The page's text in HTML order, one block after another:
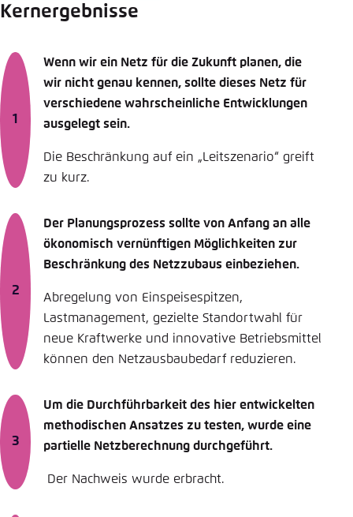
Kernergebnisse
Wenn wir ein Netz für die Zukunft planen, die
wir nicht genau kennen, sollte dieses Netz für
verschiedene wahrscheinliche Entwicklungen
ausgelegt sein.
Die Beschränkung auf ein „Leitszenario“ greift
zu kurz.
Der Planungsprozess sollte von Anfang an alle
ökonomisch vernünftigen Möglichkeiten zur
Beschränkung des Netzzubaus einbeziehen.
Abregelung von Einspeisespitzen,
Lastmanagement, gezielte Standortwahl für
neue Kraftwerke und innovative Betriebsmittel
können den Netzausbaubedarf reduzieren.
Um die Durchführbarkeit des hier entwickelten
methodischen Ansatzes zu testen, wurde eine
partielle Netzberechnung durchgeführt.
Der Nachweis wurde erbracht.